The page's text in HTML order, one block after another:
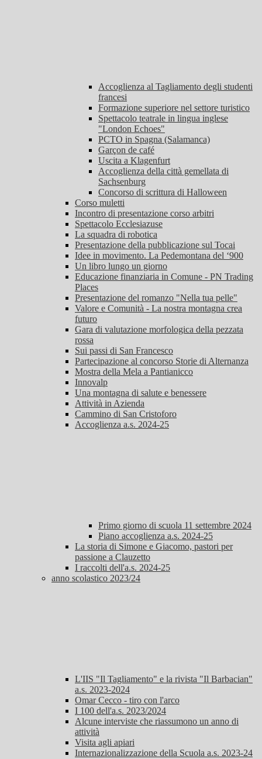
Accoglienza al Tagliamento degli studenti
francesi
Formazione superiore nel settore turistico
Spettacolo teatrale in lingua inglese
"London Echoes"
PCTO in Spagna (Salamanca)
Garçon de café
Uscita a Klagenfurt
Accoglienza della città gemellata di
Sachsenburg
Concorso di scrittura di Halloween
Corso muletti
Incontro di presentazione corso arbitri
Spettacolo Ecclesiazuse
La squadra di robotica
Presentazione della pubblicazione sul Tocai
Idee in movimento. La Pedemontana del ‘900
Un libro lungo un giorno
Educazione finanziaria in Comune - PN Trading
Places
Presentazione del romanzo "Nella tua pelle"
Valore e Comunità - La nostra montagna crea
futuro
Gara di valutazione morfologica della pezzata
rossa
Sui passi di San Francesco
Partecipazione al concorso Storie di Alternanza
Mostra della Mela a Pantianicco
Innovalp
Una montagna di salute e benessere
Attività in Azienda
Cammino di San Cristoforo
Accoglienza a.s. 2024-25
Primo giorno di scuola 11 settembre 2024
Piano accoglienza a.s. 2024-25
La storia di Simone e Giacomo, pastori per
passione a Clauzetto
I raccolti dell'a.s. 2024-25
anno scolastico 2023/24
L'IIS "Il Tagliamento" e la rivista "Il Barbacian"
a.s. 2023-2024
Omar Cecco - tiro con l'arco
I 100 dell'a.s. 2023/2024
Alcune interviste che riassumono un anno di
attività
Visita agli apiari
Internazionalizzazione della Scuola a.s. 2023-24